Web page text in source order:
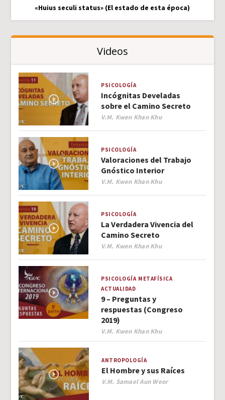
«Huius seculi status» (El estado de esta época)
Videos
PSICOLOGÍA
Incógnitas Develadas
sobre el Camino Secreto
Author
V.M. Kwen Khan Khu
PSICOLOGÍA
Valoraciones del Trabajo
Gnóstico Interior
Author
V.M. Kwen Khan Khu
PSICOLOGÍA
La Verdadera Vivencia del
Camino Secreto
Author
V.M. Kwen Khan Khu
PSICOLOGÍA METAFÍSICA
ACTUALIDAD
9 – Preguntas y
respuestas (Congreso
2019)
Author
V.M. Kwen Khan Khu
ANTROPOLOGÍA
El Hombre y sus Raíces
Author
V.M. Samael Aun Weor